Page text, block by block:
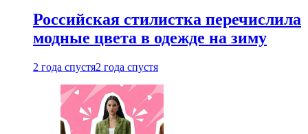
Российская стилистка перечислила
модные цвета в одежде на зиму
2 года спустя2 года спустя